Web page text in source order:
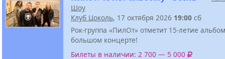
Шоу
Клуб Цоколь, 17 октября 2026 19:00 сб
Рок-группа «ПилОт» отметит 15-летие
большом концерте!
Билеты в наличии: 2 700 — 5 000